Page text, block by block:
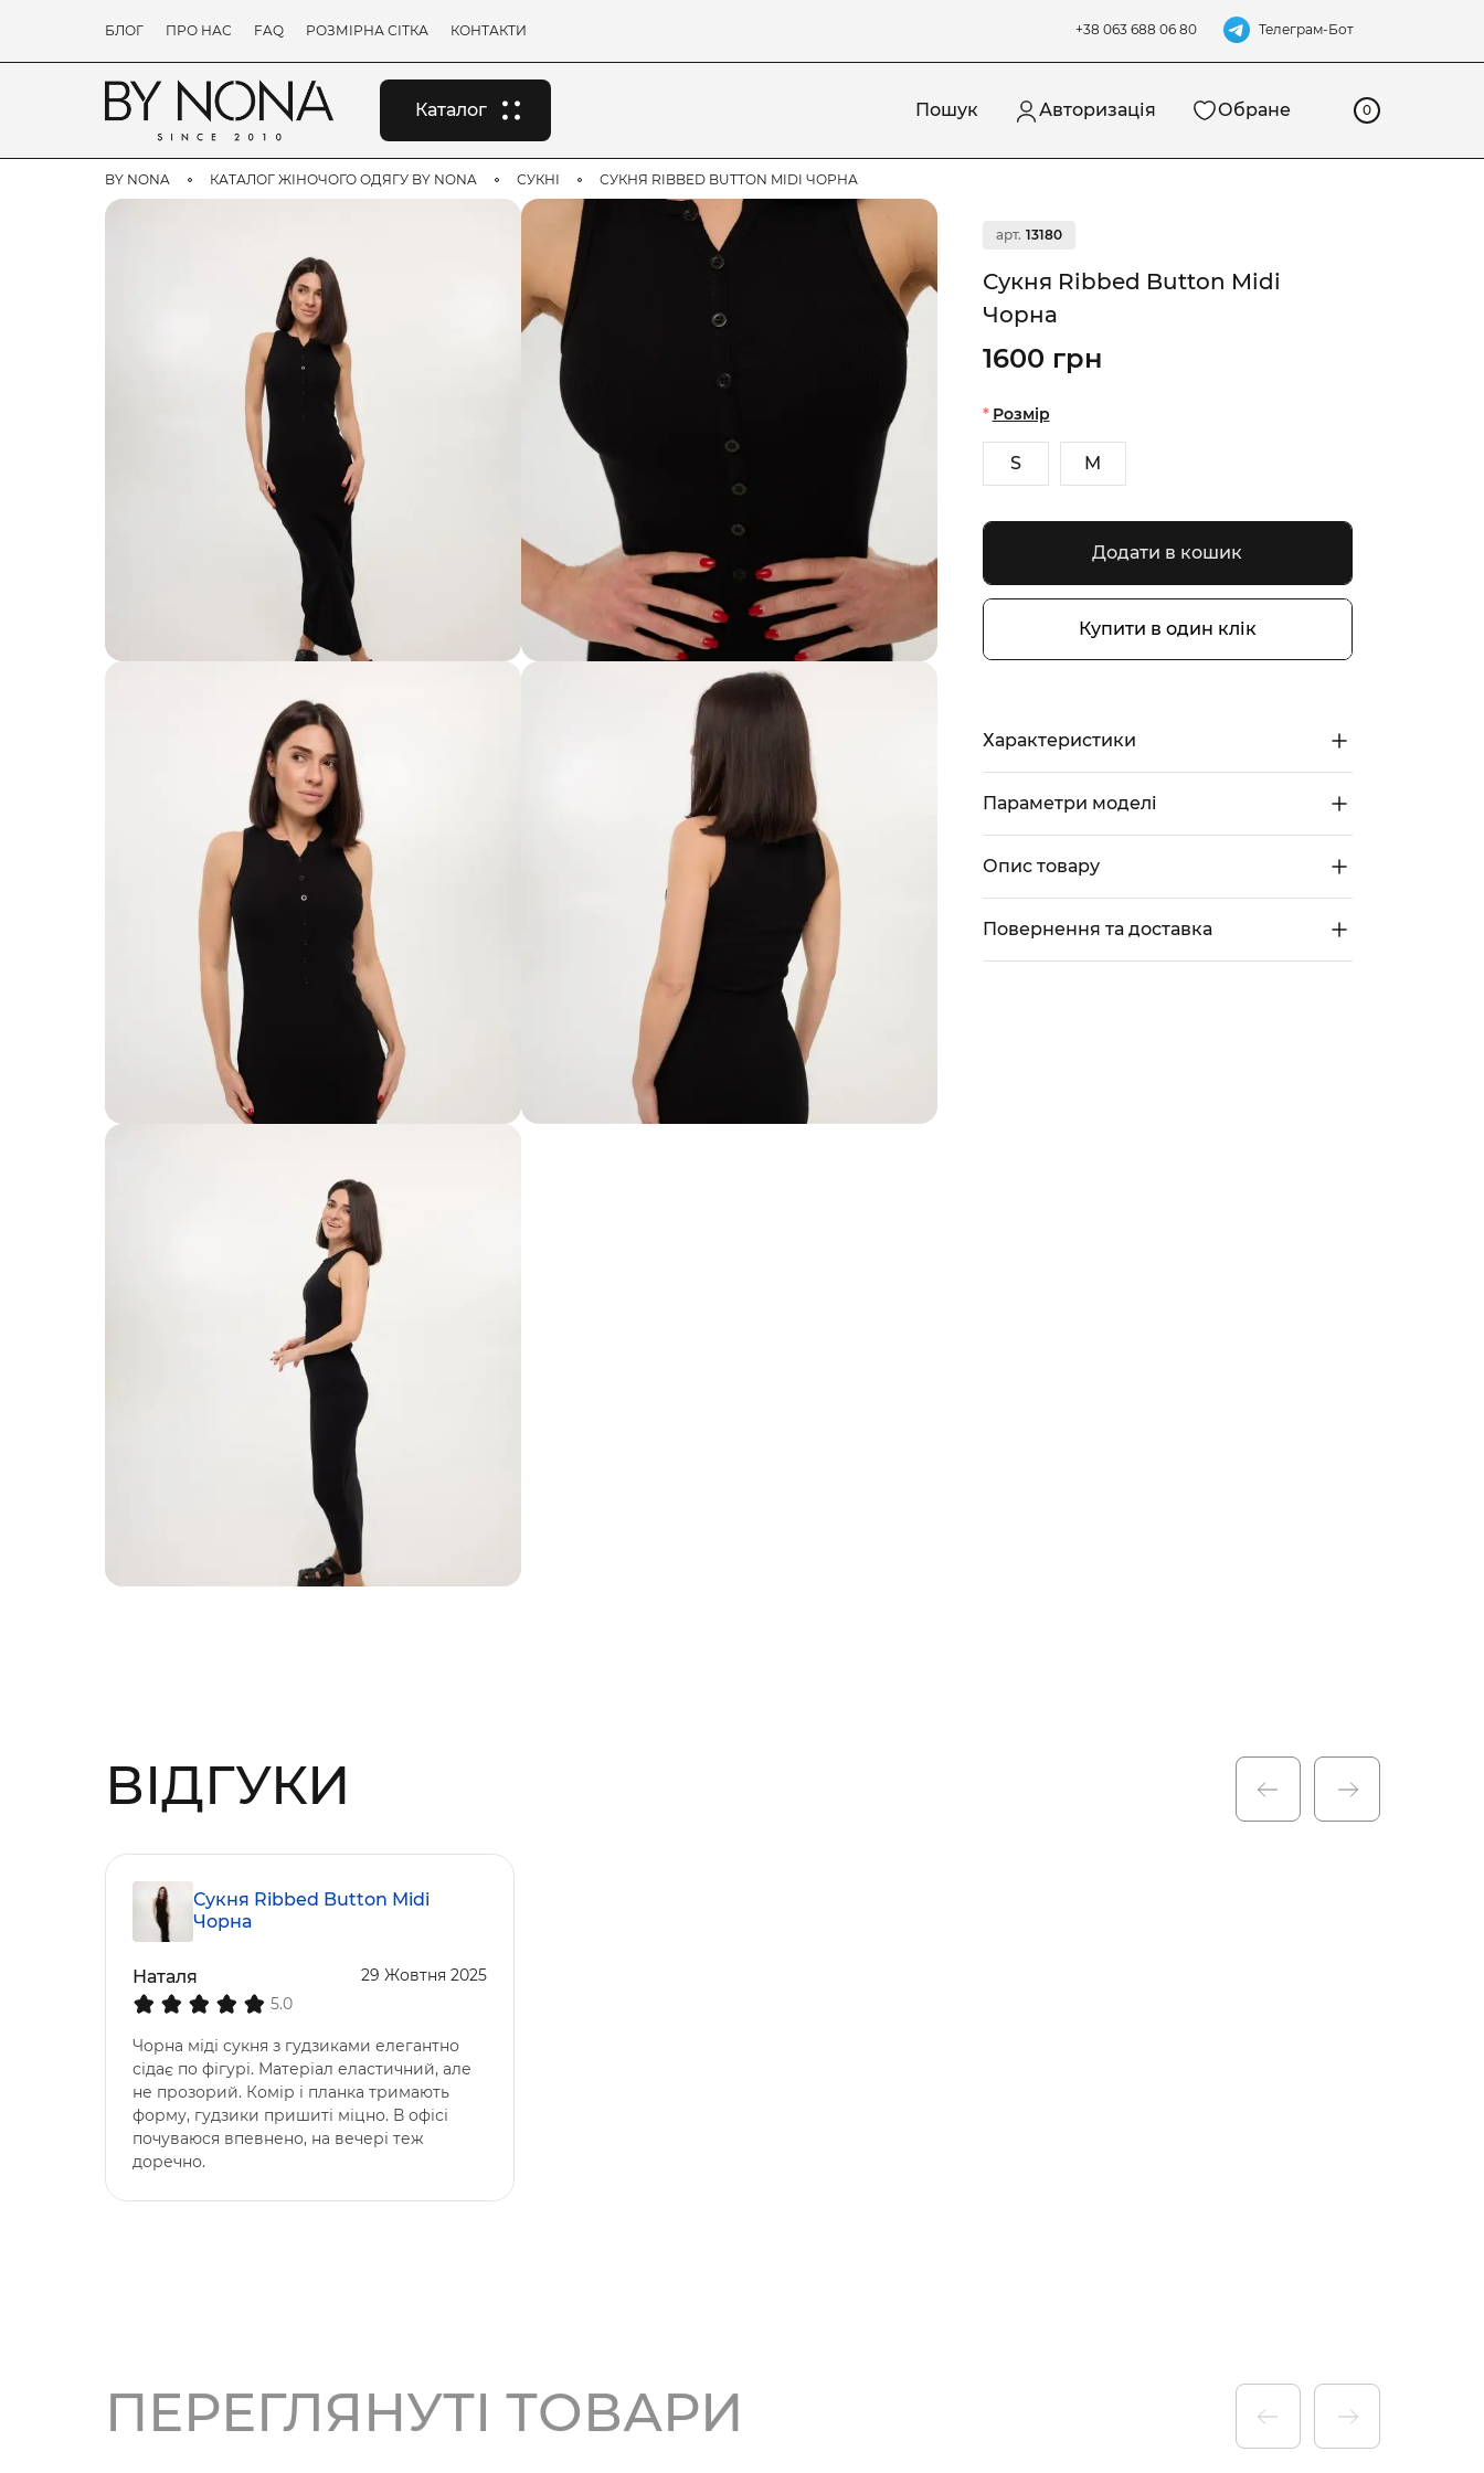
БЛОГ ПРО НАС FAQ РОЗМІРНА СІТКА КОНТАКТИ +38 063 688 06 80 Телеграм-Бот
Каталог Пошук Авторизація Обране 0
BY NONA КАТАЛОГ ЖІНОЧОГО ОДЯГУ BY NONA СУКНІ СУКНЯ RIBBED BUTTON MIDI ЧОРНА
арт. 13180
Сукня Ribbed Button Midi
Чорна
1600 грн
Розмір
S M
Додати в кошик
Купити в один клік
Характеристики
Параметри моделі
Опис товару
Повернення та доставка
ВІДГУКИ
Сукня Ribbed Button Midi
Чорна
Наталя
5.0
29 Жовтня 2025
Чорна міді сукня з гудзиками елегантно
сідає по фігурі. Матеріал еластичний, але
не прозорий. Комір і планка тримають
форму, гудзики пришиті міцно. В офісі
почуваюся впевнено, на вечері теж
доречно.
ПЕРЕГЛЯНУТІ ТОВАРИ